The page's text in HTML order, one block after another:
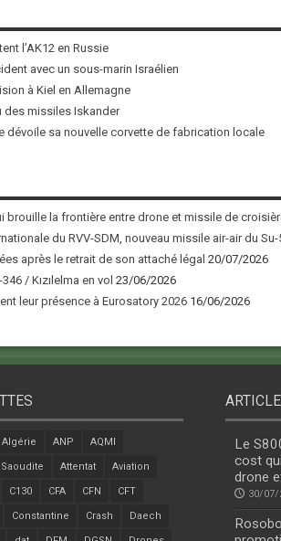
l’AK12 en Russie
avec un sous-marin Israélien
à Kiel en Allemagne
des missiles Iskander
dévoile sa nouvelle corvette de fabrication locale
brouille la frontière entre drone et missile de
du RVV-SDM, nouveau missile air-air du Su-
après le retrait de son attaché légal 20/07/2026
/ Kızılelma en vol 23/06/2026
leur présence à Eurosatory 2026 16/06/2026
Algérie ANP AQMI
Attentat Aviation
C130 CFA CFN CFT
Constantine Crash Daech
Le
cost
drone
30/07/